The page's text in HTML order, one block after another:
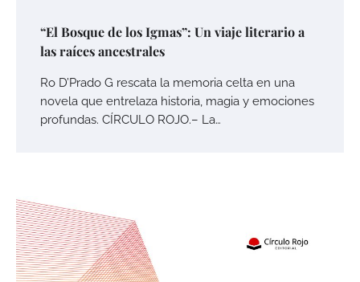
“El Bosque de los Igmas”: Un viaje literario a
las raíces ancestrales
Ro D’Prado G rescata la memoria celta en una
novela que entrelaza historia, magia y emociones
profundas. CÍRCULO ROJO.– La…